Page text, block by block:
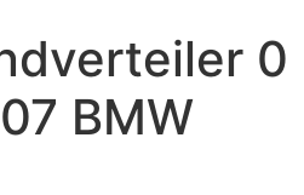
0
BMW